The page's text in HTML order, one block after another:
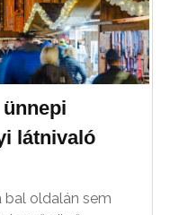
látnivaló
bal oldalán sem